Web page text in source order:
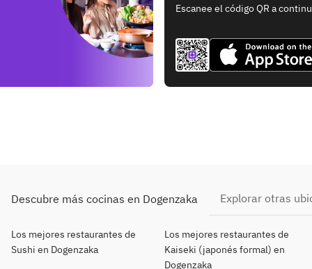
Escanee el código QR a
Descubre más cocinas en Dogenzaka Explorar otras
Los mejores restaurantes de
Sushi en Dogenzaka
Los mejores restaurantes de
Kaiseki (japonés formal) en
Dogenzaka